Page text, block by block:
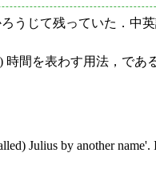
うじて残っていた．中
間を表わす用法，であ
Julius by another name'.